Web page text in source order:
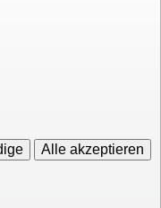
Alle akzeptieren